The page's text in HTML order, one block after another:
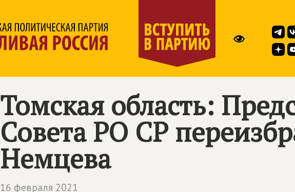
Томская область:
Совета РО СР
Немцева
16 февраля 2021